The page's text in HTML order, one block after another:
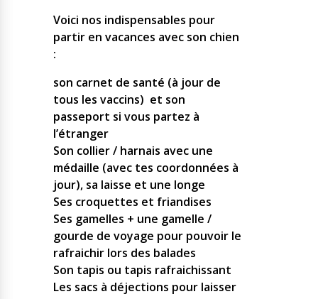
Voici nos indispensables pour
partir en vacances avec son chien
:
son carnet de santé (à jour de
tous les vaccins) et son
passeport si vous partez à
l’étranger
Son collier / harnais avec une
médaille (avec tes coordonnées à
jour), sa laisse et une longe
Ses croquettes et friandises
Ses gamelles + une gamelle /
gourde de voyage pour pouvoir le
rafraichir lors des balades
Son tapis ou tapis rafraichissant
Les sacs à déjections pour laisser